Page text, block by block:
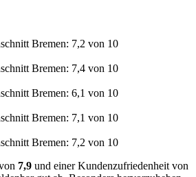
Bremen: 7,2 von 10
Bremen: 7,4 von 10
Bremen: 6,1 von 10
Bremen: 7,1 von 10
Bremen: 7,2 von 10
7,9 und einer Kundenzufriedenheit von